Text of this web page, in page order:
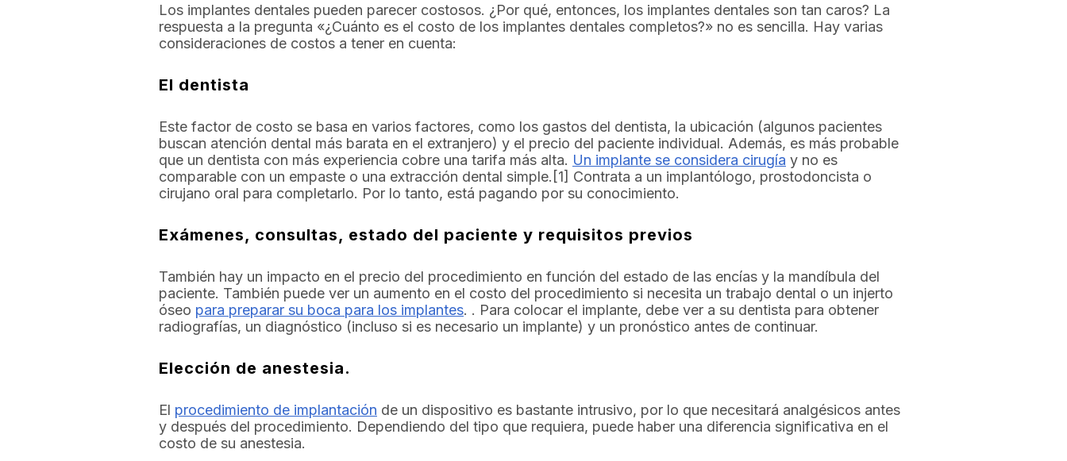
Los implantes dentales pueden parecer costosos. ¿Por qué, entonces, los implantes dentales son tan caros? La
respuesta a la pregunta «¿Cuánto es el costo de los implantes dentales completos?» no es sencilla. Hay varias
consideraciones de costos a tener en cuenta:
El dentista
Este factor de costo se basa en varios factores, como los gastos del dentista, la ubicación (algunos pacientes
buscan atención dental más barata en el extranjero) y el precio del paciente individual. Además, es más probable
que un dentista con más experiencia cobre una tarifa más alta. Un implante se considera cirugía y no es
comparable con un empaste o una extracción dental simple.[1] Contrata a un implantólogo, prostodoncista o
cirujano oral para completarlo. Por lo tanto, está pagando por su conocimiento.
Exámenes, consultas, estado del paciente y requisitos previos
También hay un impacto en el precio del procedimiento en función del estado de las encías y la mandíbula del
paciente. También puede ver un aumento en el costo del procedimiento si necesita un trabajo dental o un injerto
óseo para preparar su boca para los implantes. . Para colocar el implante, debe ver a su dentista para obtener
radiografías, un diagnóstico (incluso si es necesario un implante) y un pronóstico antes de continuar.
Elección de anestesia.
El procedimiento de implantación de un dispositivo es bastante intrusivo, por lo que necesitará analgésicos antes
y después del procedimiento. Dependiendo del tipo que requiera, puede haber una diferencia significativa en el
costo de su anestesia.